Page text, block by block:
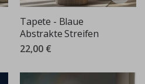
Tapete - Blaue
Abstrakte Streifen
22,00 €